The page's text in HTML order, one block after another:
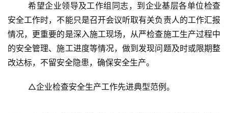
	希望企业领导及工作组同志，到企业基层各单位检查
安全工作时，不能只是召开会议听取有关负责人的工作汇报
情况，更重要的是深入施工现场，从严检查施工生产过程中
的安全管理、施工进度等情况，做到发现问题及时或限期整
改达标，不留安全隐患，确保安全生产。
	△企业检查安全生产工作先进典型范例。